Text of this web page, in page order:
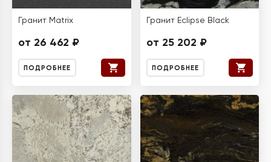
Гранит Matrix
от 26 462 ₽
ПОДРОБНЕЕ
Гранит Eclipse Black
от 25 202 ₽
ПОДРОБНЕЕ